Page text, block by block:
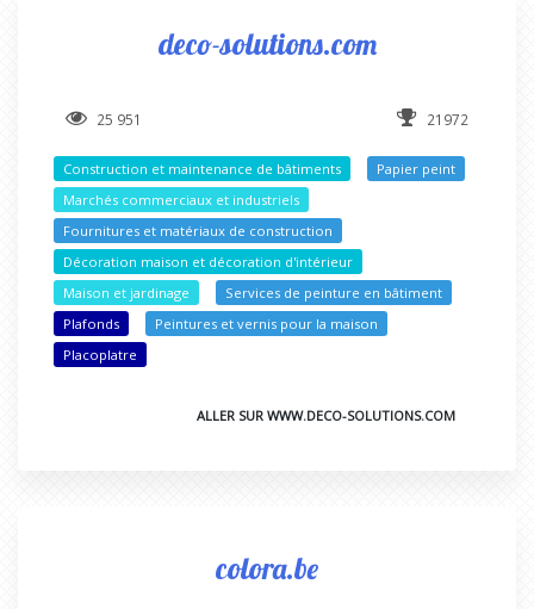
deco-solutions.com
25 951 21972
Construction et maintenance de bâtiments
Papier peint
Marchés commerciaux et industriels
Fournitures et matériaux de construction
Décoration maison et décoration d'intérieur
Maison et jardinage
Services de peinture en bâtiment
Plafonds
Peintures et vernis pour la maison
Placoplatre
ALLER SUR WWW.DECO-SOLUTIONS.COM
colora.be